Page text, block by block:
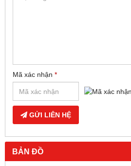
Mã xác nhận *
GỬI LIÊN HỆ
BẢN ĐỒ